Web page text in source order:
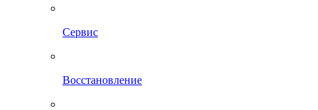
Сервис
Восстановление